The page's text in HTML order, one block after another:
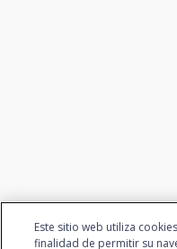
Este sitio web utiliza
finalidad de permitir su